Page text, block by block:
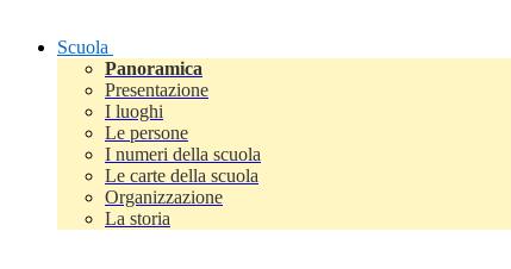
Scuola
Panoramica
Presentazione
I luoghi
Le persone
I numeri della scuola
Le carte della scuola
Organizzazione
La storia